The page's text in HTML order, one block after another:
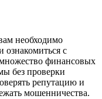
необходимо
ознакомиться с
финансовых
без проверки
репутацию и
мошенничества.